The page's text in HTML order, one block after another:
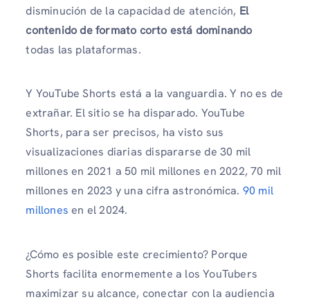
disminución de la capacidad de atención, El
contenido de formato corto está dominando
todas las plataformas.
Y YouTube Shorts está a la vanguardia. Y no es de
extrañar. El sitio se ha disparado. YouTube
Shorts, para ser precisos, ha visto sus
visualizaciones diarias dispararse de 30 mil
millones en 2021 a 50 mil millones en 2022, 70 mil
millones en 2023 y una cifra astronómica. 90 mil
millones en el 2024.
¿Cómo es posible este crecimiento? Porque
Shorts facilita enormemente a los YouTubers
maximizar su alcance, conectar con la audiencia